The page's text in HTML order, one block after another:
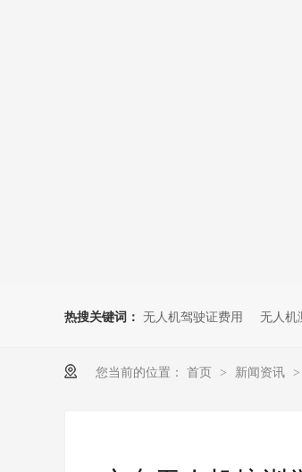
无人机考试评测
热搜关键词： 无人机驾驶证费用 无人机
您当前的位置： 首页 > 新闻资讯 >